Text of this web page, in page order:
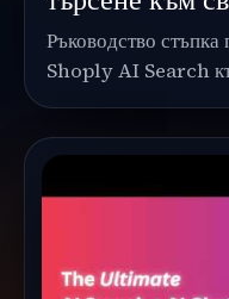
Ръководство стъпка
Shoply AI Search